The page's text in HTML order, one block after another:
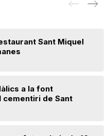
Sant Miquel
a la font
cementiri de Sant